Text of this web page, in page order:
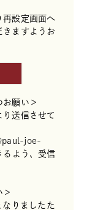
再設定画面へ
きますようお
願い＞
送信させて
joe-
よう、受信
りましたた